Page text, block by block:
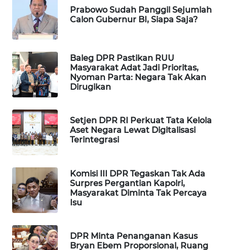
Prabowo Sudah Panggil Sejumlah
Calon Gubernur BI, Siapa Saja?
Baleg DPR Pastikan RUU
Masyarakat Adat Jadi Prioritas,
Nyoman Parta: Negara Tak Akan
Dirugikan
Setjen DPR RI Perkuat Tata Kelola
Aset Negara Lewat Digitalisasi
Terintegrasi
Komisi III DPR Tegaskan Tak Ada
Surpres Pergantian Kapolri,
Masyarakat Diminta Tak Percaya
Isu
DPR Minta Penanganan Kasus
Bryan Ebem Proporsional, Ruang
NET
WAHANA
WAHANA
UMKM
WAHANA
SELEB
WAHANA
WAHANA
OTOMOTIF
WAHANA
HEALTH